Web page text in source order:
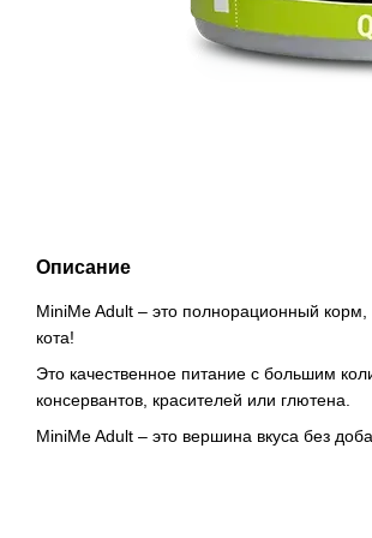
Описание
MiniMe Adult – это полнорационный
кота!
Это качественное питание с большим
консервантов, красителей или глютена.
MiniMe Adult – это вершина вкуса без